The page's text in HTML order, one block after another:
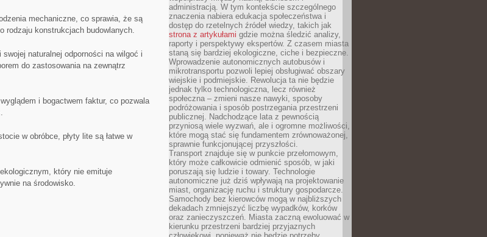
mechaniczne,‌ co sprawia, że są
rodzaju ​konstrukcjach budowlanych.
swojej naturalnej odporności na wilgoć i
do zastosowania na zewnątrz
i bogactwem faktur, co pozwala
w obróbce, płyty lite ‌są łatwe w
który nie emituje
na środowisko.
administracją. W tym kontekście szczególnego
znaczenia nabiera edukacja społeczeństwa i
dostęp do rzetelnych źródeł wiedzy, takich jak
strona z artykułami gdzie można śledzić analizy,
raporty i perspektywy ekspertów. Z czasem miasta
staną się bardziej ekologiczne, ciche i bezpieczne.
Wprowadzenie autonomicznych autobusów i
mikrotransportu pozwoli lepiej obsługiwać obszary
wiejskie i podmiejskie. Rewolucja ta nie będzie
jednak tylko technologiczna, lecz również
społeczna – zmieni nasze nawyki, sposoby
podróżowania i sposób postrzegania przestrzeni
publicznej. Nadchodzące lata z pewnością
przyniosą wiele wyzwań, ale i ogromne możliwości,
które mogą stać się fundamentem zrównoważonej,
sprawnie funkcjonującej przyszłości.
Transport znajduje się w punkcie przełomowym,
który może całkowicie odmienić sposób, w jaki
poruszają się ludzie i towary. Technologie
autonomiczne już dziś wpływają na projektowanie
miast, organizację ruchu i struktury gospodarcze.
Samochody bez kierowców mogą w najbliższych
dekadach zmniejszyć liczbę wypadków, korków
oraz zanieczyszczeń. Miasta zaczną ewoluować w
kierunku przestrzeni bardziej przyjaznych